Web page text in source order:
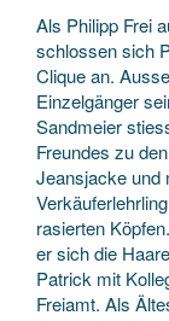
Als Philipp Frei
schlossen sich
Clique an.
Einzelgänger
Sandmeier
Freundes zu
Jeansjacke und
rasierten
er sich die
Patrick mit
Freiamt. Als